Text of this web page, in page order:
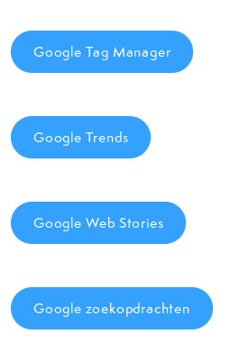
Google Tag Manager
Google Trends
Google Web Stories
Google zoekopdrachten